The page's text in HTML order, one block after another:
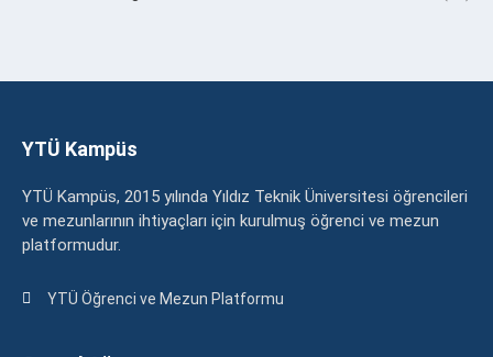
YTÜ Kampüs
YTÜ Kampüs, 2015 yılında Yıldız Teknik Üniversitesi öğrencileri
ve mezunlarının ihtiyaçları için kurulmuş öğrenci ve mezun
platformudur.
YTÜ Öğrenci ve Mezun Platformu